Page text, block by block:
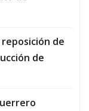
de
de